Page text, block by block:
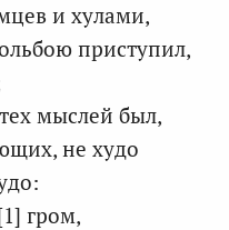
и хулами,
приступил,
мыслей был,
не худо
гром,